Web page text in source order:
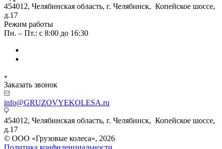
454012, Челябинская область, г. Челябинск, Копейское шоссе,
д.17
Режим работы
Пн. – Пт.: с 8:00 до 16:30
Заказать звонок
info@GRUZOVYEKOLESA.ru
454012, Челябинская область, г. Челябинск, Копейское шоссе,
д.17
© ООО «Грузовые колеса», 2026
Политика конфиденциальности